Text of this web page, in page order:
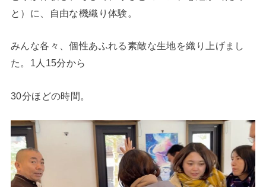
と）に、自由な機織り体験。
みんな各々、個性あふれる素敵な生地を織り上げまし
た。1人15分から
30分ほどの時間。